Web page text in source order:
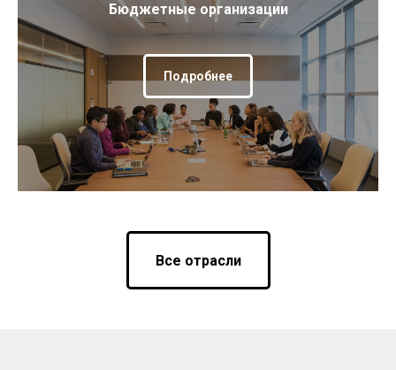
Бюджетные организации
Подробнее
Все отрасли